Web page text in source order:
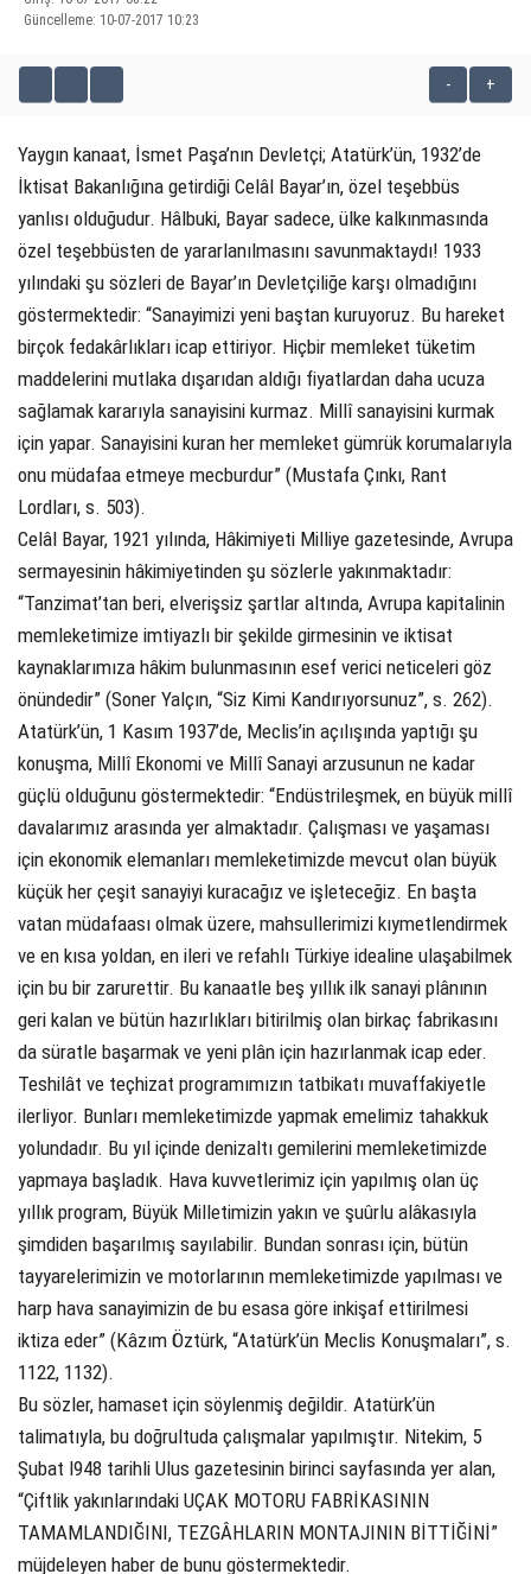
WhatsApp İhbar Hattı
Facebook
Instagram
Youtube
Güncelleme: 10-07-2017 10:23
- +
Yaygın kanaat, İsmet Paşa’nın Devletçi; Atatürk’ün, 1932’de
İktisat Bakanlığına getirdiği Celâl Bayar’ın, özel teşebbüs
yanlısı olduğudur. Hâlbuki, Bayar sadece, ülke kalkınmasında
özel teşebbüsten de yararlanılmasını savunmaktaydı! 1933
yılındaki şu sözleri de Bayar’ın Devletçiliğe karşı olmadığını
göstermektedir: “Sanayimizi yeni baştan kuruyoruz. Bu hareket
birçok fedakârlıkları icap ettiriyor. Hiçbir memleket tüketim
maddelerini mutlaka dışarıdan aldığı fiyatlardan daha ucuza
sağlamak kararıyla sanayisini kurmaz. Millî sanayisini kurmak
için yapar. Sanayisini kuran her memleket gümrük korumalarıyla
onu müdafaa etmeye mecburdur” (Mustafa Çınkı, Rant
Lordları, s. 503).
Celâl Bayar, 1921 yılında, Hâkimiyeti Milliye gazetesinde, Avrupa
sermayesinin hâkimiyetinden şu sözlerle yakınmaktadır:
“Tanzimat’tan beri, elverişsiz şartlar altında, Avrupa kapitalinin
memleketimize imtiyazlı bir şekilde girmesinin ve iktisat
kaynaklarımıza hâkim bulunmasının esef verici neticeleri göz
önündedir” (Soner Yalçın, “Siz Kimi Kandırıyorsunuz”, s. 262).
Atatürk’ün, 1 Kasım 1937’de, Meclis’in açılışında yaptığı şu
konuşma, Millî Ekonomi ve Millî Sanayi arzusunun ne kadar
güçlü olduğunu göstermektedir: “Endüstrileşmek, en büyük millî
davalarımız arasında yer almaktadır. Çalışması ve yaşaması
için ekonomik elemanları memleketimizde mevcut olan büyük
küçük her çeşit sanayiyi kuracağız ve işleteceğiz. En başta
vatan müdafaası olmak üzere, mahsullerimizi kıymetlendirmek
ve en kısa yoldan, en ileri ve refahlı Türkiye idealine ulaşabilmek
için bu bir zarurettir. Bu kanaatle beş yıllık ilk sanayi plânının
geri kalan ve bütün hazırlıkları bitirilmiş olan birkaç fabrikasını
da süratle başarmak ve yeni plân için hazırlanmak icap eder.
Teshilât ve teçhizat programımızın tatbikatı muvaffakiyetle
ilerliyor. Bunları memleketimizde yapmak emelimiz tahakkuk
yolundadır. Bu yıl içinde denizaltı gemilerini memleketimizde
yapmaya başladık. Hava kuvvetlerimiz için yapılmış olan üç
yıllık program, Büyük Milletimizin yakın ve şuûrlu alâkasıyla
şimdiden başarılmış sayılabilir. Bundan sonrası için, bütün
tayyarelerimizin ve motorlarının memleketimizde yapılması ve
harp hava sanayimizin de bu esasa göre inkişaf ettirilmesi
iktiza eder” (Kâzım Öztürk, “Atatürk’ün Meclis Konuşmaları”, s.
1122, 1132).
Bu sözler, hamaset için söylenmiş değildir. Atatürk’ün
talimatıyla, bu doğrultuda çalışmalar yapılmıştır. Nitekim, 5
Şubat l948 tarihli Ulus gazetesinin birinci sayfasında yer alan,
“Çiftlik yakınlarındaki UÇAK MOTORU FABRİKASININ
TAMAMLANDIĞINI, TEZGÂHLARIN MONTAJININ BİTTİĞİNİ”
müjdeleyen haber de bunu göstermektedir.